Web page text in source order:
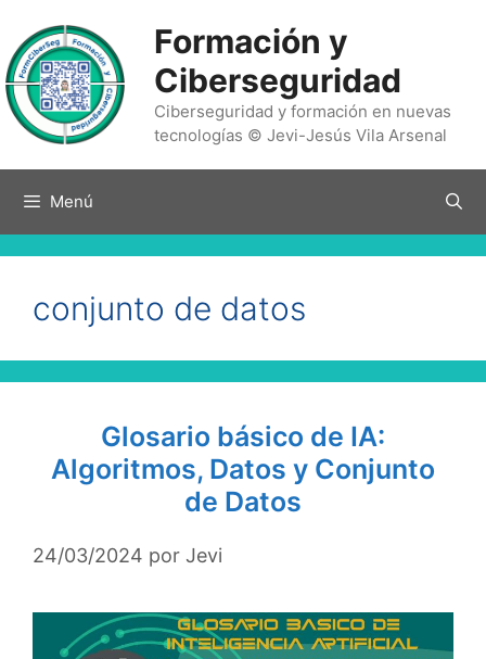
contenido
Formación y
Ciberseguridad
Ciberseguridad y formación en nuevas
tecnologías © Jevi-Jesús Vila Arsenal
Menú
conjunto de datos
Glosario básico de IA:
Algoritmos, Datos y Conjunto
de Datos
24/03/2024 por Jevi